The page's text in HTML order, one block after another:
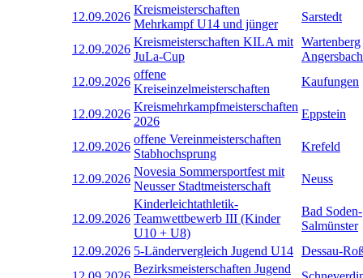
12.09.2026
Kreismeisterschaften
Mehrkampf U14 und jünger
Sarstedt
12.09.2026
Kreismeisterschaften KILA mit
JuLa-Cup
Wartenberg
Angersbach
12.09.2026
offene
Kreiseinzelmeisterschaften
Kaufungen
12.09.2026
Kreismehrkampfmeisterschaften
2026
Eppstein
12.09.2026
offene Vereinmeisterschaften
Stabhochsprung
Krefeld
12.09.2026
Novesia Sommersportfest mit
Neusser Stadtmeisterschaft
Neuss
12.09.2026
Kinderleichtathletik-
Teamwettbewerb III (Kinder
U10 + U8)
Bad Soden-
Salmünster
12.09.2026 5-Ländervergleich Jugend U14 Dessau-
Bezirksmeisterschaften Jugend